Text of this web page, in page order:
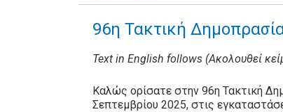
96η Τακτική
Text in English follows (Ακολουθεί
Καλώς ορίσατε στην 96η Τακτική
Σεπτεμβρίου 2025, στις